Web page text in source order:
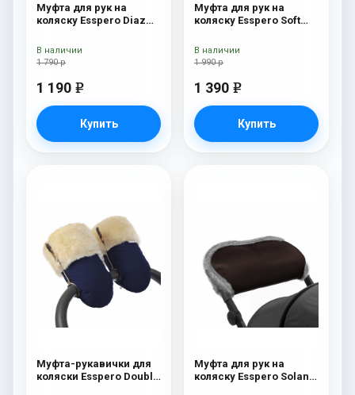
Муфта для рук на
коляску Esspero Diaz
Beige
1 790 р
1 190 e
Купить
В наличии
Муфта для рук на
коляску Esspero Soft
1 990 р
1 390 e
Купить
В наличии
Муфта-рукавички для
коляски Esspero Double
Муфта для рук на
коляску Esspero Solana